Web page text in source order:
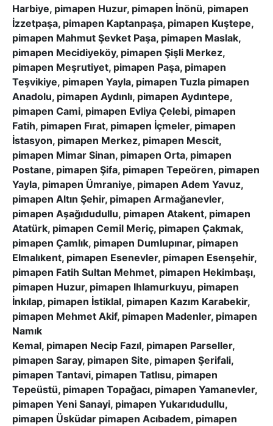
Harbiye, pimapen Huzur, pimapen İnönü, pimapen
İzzetpaşa, pimapen Kaptanpaşa, pimapen Kuştepe,
pimapen Mahmut Şevket Paşa, pimapen Maslak,
pimapen Mecidiyeköy, pimapen Şişli Merkez,
pimapen Meşrutiyet, pimapen Paşa, pimapen
Teşvikiye, pimapen Yayla, pimapen Tuzla pimapen
Anadolu, pimapen Aydınlı, pimapen Aydıntepe,
pimapen Cami, pimapen Evliya Çelebi, pimapen
Fatih, pimapen Fırat, pimapen İçmeler, pimapen
İstasyon, pimapen Merkez, pimapen Mescit,
pimapen Mimar Sinan, pimapen Orta, pimapen
Postane, pimapen Şifa, pimapen Tepeören, pimapen
Yayla, pimapen Ümraniye, pimapen Adem Yavuz,
pimapen Altın Şehir, pimapen Armağanevler,
pimapen Aşağıdudullu, pimapen Atakent, pimapen
Atatürk, pimapen Cemil Meriç, pimapen Çakmak,
pimapen Çamlık, pimapen Dumlupınar, pimapen
Elmalıkent, pimapen Esenevler, pimapen Esenşehir,
pimapen Fatih Sultan Mehmet, pimapen Hekimbaşı,
pimapen Huzur, pimapen Ihlamurkuyu, pimapen
İnkılap, pimapen İstiklal, pimapen Kazım Karabekir,
pimapen Mehmet Akif, pimapen Madenler, pimapen
Namık
Kemal, pimapen Necip Fazıl, pimapen Parseller,
pimapen Saray, pimapen Site, pimapen Şerifali,
pimapen Tantavi, pimapen Tatlısu, pimapen
Tepeüstü, pimapen Topağacı, pimapen Yamanevler,
pimapen Yeni Sanayi, pimapen Yukarıdudullu,
pimapen Üsküdar pimapen Acıbadem, pimapen